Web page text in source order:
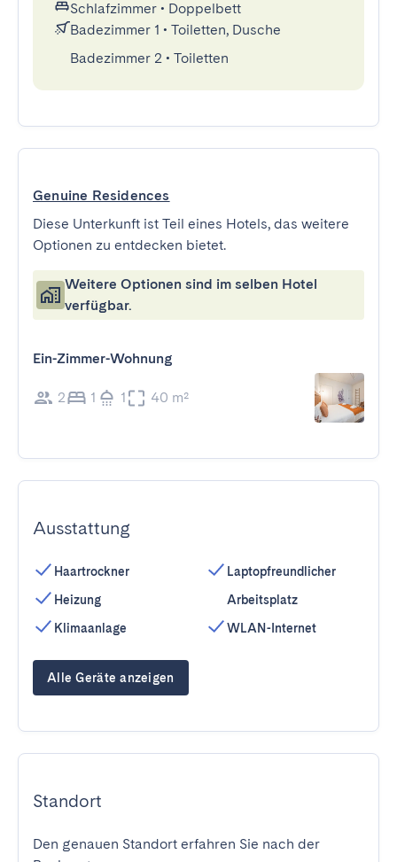
Schlafzimmer • Doppelbett
Badezimmer 1 • Toiletten, Dusche
Badezimmer 2 • Toiletten
Genuine Residences
Diese Unterkunft ist Teil eines Hotels, das weitere
Optionen zu entdecken bietet.
Weitere Optionen sind im selben Hotel
verfügbar.
Ein-Zimmer-Wohnung
2 1 1 40 m²
Ausstattung
Haartrockner
Heizung
Klimaanlage
Laptopfreundlicher
Arbeitsplatz
WLAN-Internet
Alle Geräte anzeigen
Standort
Den genauen Standort erfahren Sie nach der